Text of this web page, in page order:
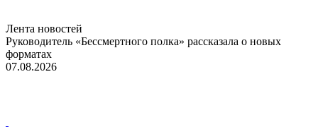
Лента новостей
Руководитель «Бессмертного полка» рассказала о новых
форматах
07.08.2026